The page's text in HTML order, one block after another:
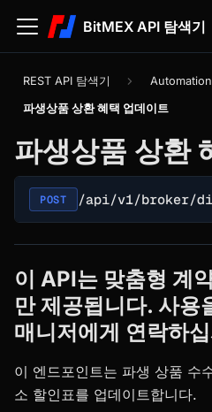
BitMEX API 탐색기
REST API 탐색기 Automation
파생상품 상환 혜택 업데이트
파생상품 상환
POST /api/v1/broker/
이 API는 맞춤형 계
만 제공됩니다. 사용
매니저에게 연락하
이 엔드포인트는 파생 상품 수
소 할인표를 업데이트합니다.